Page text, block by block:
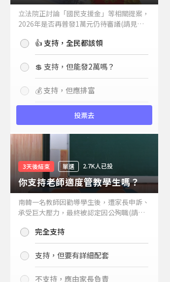
立法院正討論「國民支援金」等相關提案，
2026年是否再普發1萬元仍待審議(請見下
持嗎？👍 支持，全民都該領
💲 支持，但能發2萬嗎？
💰 支持，但應排富
投票去
3天後結束 單選 2.7K人已投
你支持老師適度管教學生嗎？
南韓一名教師因勸導學生後，遭家長申訴、
承受巨大壓力，最終被認定因公殉職(請見
你支持老師適度管教學生嗎？
完全支持
支持，但要有詳細配套
不支持，應由家長負責